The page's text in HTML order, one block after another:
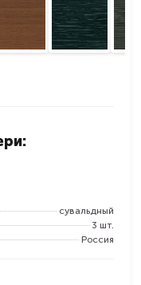
сувальдный
3 шт.
Россия